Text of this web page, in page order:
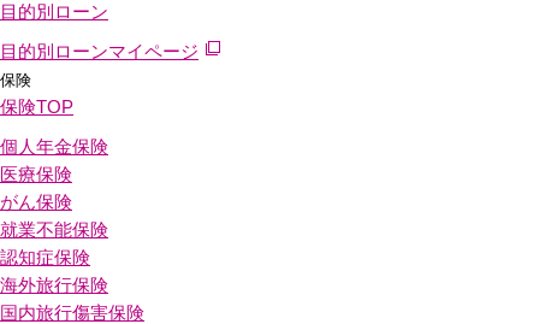
目的別ローン
目的別ローンマイページ
保険
保険TOP
個人年金保険
医療保険
がん保険
就業不能保険
認知症保険
海外旅行保険
国内旅行傷害保険